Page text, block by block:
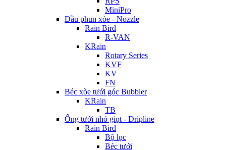
MiniPro
Đầu phun xòe - Nozzle
Rain Bird
R-VAN
KRain
Rotary Series
KVF
KV
FN
Béc xòe tưới góc Bubbler
KRain
TB
Ống tưới nhỏ giọt - Dripline
Rain Bird
Bộ lọc
Béc tưới